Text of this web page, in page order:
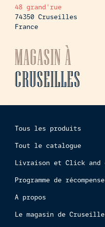
48 grand'rue
74350 Cruseilles
France
MAGASIN À
CRUSEILLES
Tous les produits
Tout le catalogue
Livraison et Click and
Programme de
A propos
Le magasin de